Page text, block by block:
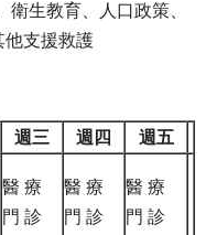
生教育、人口政策、
他支援救護
週三 週四
週五
醫 療
門 診
醫 療
門 診
醫 療
門 診